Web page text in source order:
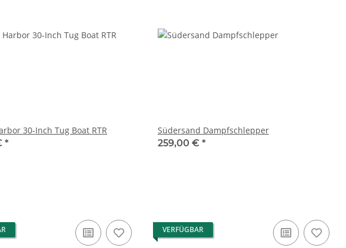
Horizon Harbor 30-Inch Tug Boat RTR
*
Südersand Dampfschlepper
259,00 € *
VERFÜGBAR